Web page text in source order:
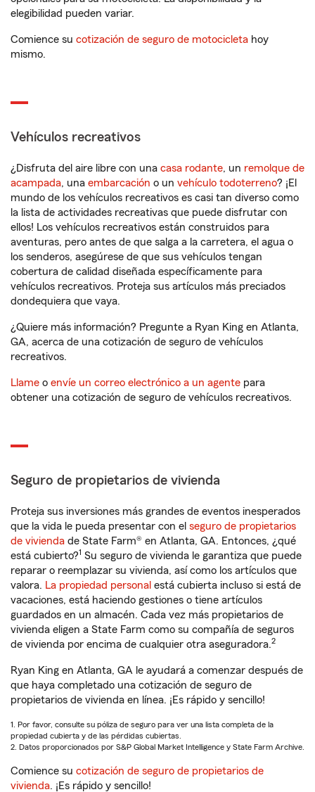
elegibilidad pueden variar.
Comience su cotización de seguro de motocicleta hoy
mismo.
Vehículos recreativos
¿Disfruta del aire libre con una casa rodante, un remolque de
acampada, una embarcación o un vehículo todoterreno? ¡El
mundo de los vehículos recreativos es casi tan diverso como
la lista de actividades recreativas que puede disfrutar con
ellos! Los vehículos recreativos están construidos para
aventuras, pero antes de que salga a la carretera, el agua o
los senderos, asegúrese de que sus vehículos tengan
cobertura de calidad diseñada específicamente para
vehículos recreativos. Proteja sus artículos más preciados
dondequiera que vaya.
¿Quiere más información? Pregunte a Ryan King en Atlanta,
GA, acerca de una cotización de seguro de vehículos
recreativos.
Llame o envíe un correo electrónico a un agente para
obtener una cotización de seguro de vehículos recreativos.
Seguro de propietarios de vivienda
Proteja sus inversiones más grandes de eventos inesperados
que la vida le pueda presentar con el seguro de propietarios
de vivienda de State Farm® en Atlanta, GA. Entonces, ¿qué
está cubierto?1 Su seguro de vivienda le garantiza que puede
reparar o reemplazar su vivienda, así como los artículos que
valora. La propiedad personal está cubierta incluso si está de
vacaciones, está haciendo gestiones o tiene artículos
guardados en un almacén. Cada vez más propietarios de
vivienda eligen a State Farm como su compañía de seguros
de vivienda por encima de cualquier otra aseguradora.2
Ryan King en Atlanta, GA le ayudará a comenzar después de
que haya completado una cotización de seguro de
propietarios de vivienda en línea. ¡Es rápido y sencillo!
1. Por favor, consulte su póliza de seguro para ver una lista completa de la
propiedad cubierta y de las pérdidas cubiertas.
2. Datos proporcionados por S&P Global Market Intelligence y State Farm Archive.
Comience su cotización de seguro de propietarios de
vivienda. ¡Es rápido y sencillo!